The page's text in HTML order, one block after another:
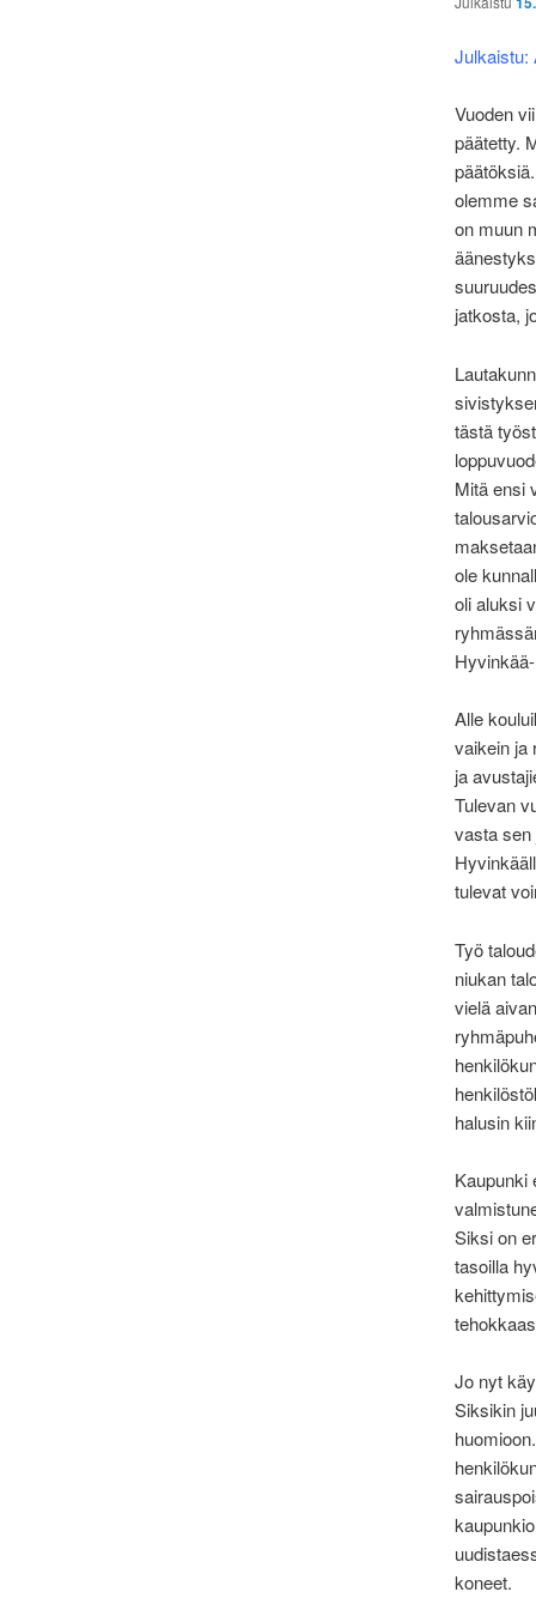
Julkaistu:
Vuoden
päätetty.
olemme
on muun
jatkosta,
tästä
Mitä ensi
ole
oli aluksi
Alle
vaikein ja
ja
Tulevan
vasta
tulevat
Työ
niukan
vielä
halusin
Kaupunki
Siksi on
tasoilla
Jo nyt
Siksikin
koneet.